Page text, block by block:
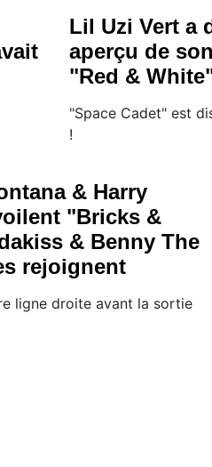
Lil Uzi Vert a
aperçu de
"Red &
"Space Cadet" est
!
& Harry
"Bricks &
& Benny The
rejoignent
ligne droite avant la sortie